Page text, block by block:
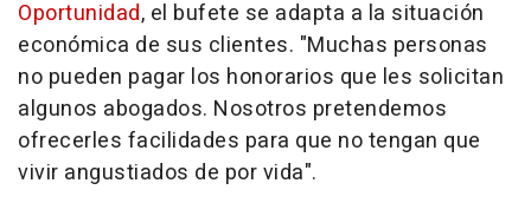
Oportunidad, el bufete se adapta a la situación
económica de sus clientes. "Muchas personas
no pueden pagar los honorarios que les solicitan
algunos abogados. Nosotros pretendemos
ofrecerles facilidades para que no tengan que
vivir angustiados de por vida".